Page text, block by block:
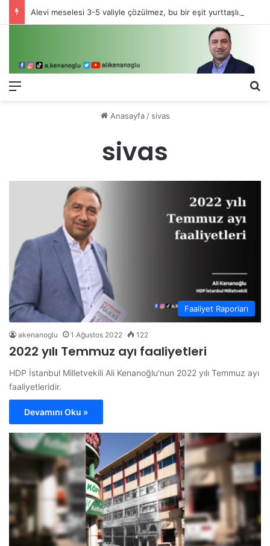
Alevi meselesi 3-5 valiyle çözülmez, bu bir eşit yurttaşlık sorunudur!
Menü
Anasayfa / sivas
sivas
Faaliyet Raporları
akenanoglu 1 Ağustos 2022 122
2022 yılı Temmuz ayı faaliyetleri
HDP İstanbul Milletvekili Ali Kenanoğlu'nun 2022 yılı Temmuz ayı
faaliyetleridir.
Devamını Oku »